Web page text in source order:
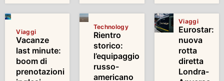
Viaggi
Vacanze
last minute:
boom di
prenotazioni
Technology
Rientro
storico:
l’equipaggio
russo-
americano
Viaggi
Eurostar:
nuova
rotta
diretta
Londra-